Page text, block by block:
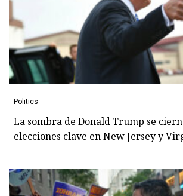
Politics
La sombra de Donald Trump se
elecciones clave en New Jersey y